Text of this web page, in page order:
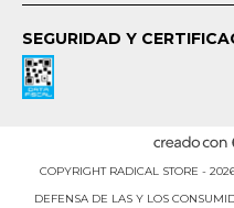
SEGURIDAD Y
COPYRIGHT RADICAL STORE -
DEFENSA DE LAS Y LOS